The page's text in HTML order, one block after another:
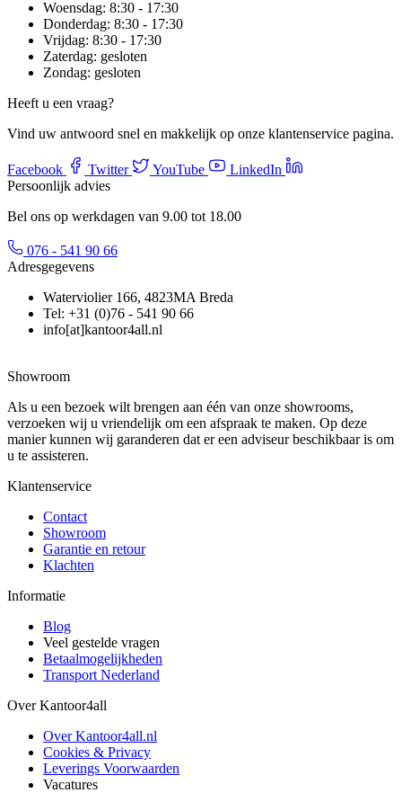
Woensdag: 8:30 - 17:30
Donderdag: 8:30 - 17:30
Vrijdag: 8:30 - 17:30
Zaterdag: gesloten
Zondag: gesloten
Heeft u een vraag?
Vind uw antwoord snel en makkelijk op onze klantenservice pagina.
Facebook Twitter YouTube
LinkedIn
Persoonlijk advies
Bel ons op werkdagen van 9.00 tot 18.00
076 - 541 90 66
Adresgegevens
Waterviolier 166, 4823MA Breda
Tel: +31 (0)76 - 541 90 66
info[at]kantoor4all.nl
Showroom
Als u een bezoek wilt brengen aan één van onze showrooms,
verzoeken wij u vriendelijk om een afspraak te maken. Op deze
manier kunnen wij garanderen dat er een adviseur beschikbaar is om
u te assisteren.
Klantenservice
Contact
Showroom
Garantie en retour
Klachten
Informatie
Blog
Veel gestelde vragen
Betaalmogelijkheden
Transport Nederland
Over Kantoor4all
Over Kantoor4all.nl
Cookies & Privacy
Leverings Voorwaarden
Vacatures